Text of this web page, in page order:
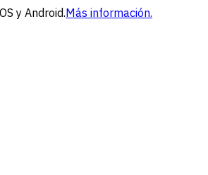
y Android.Más información.